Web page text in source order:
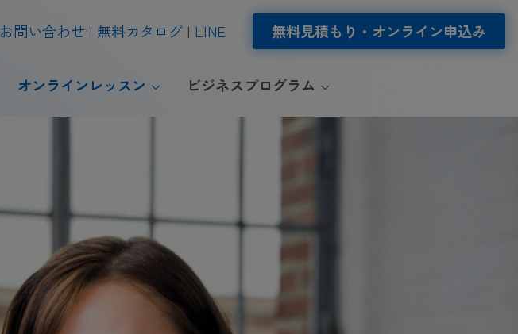
お問い合わせ 無料カタログ LINE 無料見積もり・オンライン申込み
オンラインレッスン ビジネスプログラム